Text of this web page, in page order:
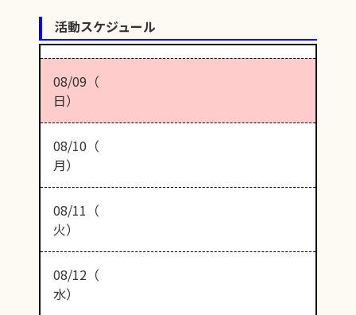
活動スケジュール
08/09（
日）
08/10（
月）
08/11（
火）
08/12（
水）